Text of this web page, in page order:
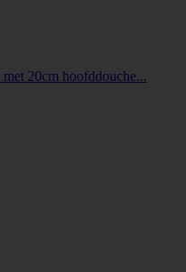
20cm hoofddouche...